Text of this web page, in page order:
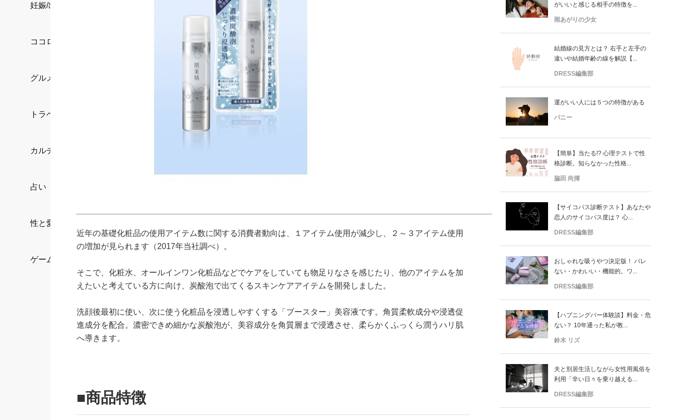
妊娠/出産/家族
ココロ/カラダ
グルメ
トラベル
カルチャー/エンタメ
占い
性と愛
ゲーム
近年の基礎化粧品の使用アイテム数に関する消費者動向は、１アイテム使用が減少し、２～３アイテム使用
の増加が見られます（2017年当社調べ）。
そこで、化粧水、オールインワン化粧品などでケアをしていても物足りなさを感じたり、他のアイテムを加
えたいと考えている方に向け、炭酸泡で出てくるスキンケアアイテムを開発しました。
洗顔後最初に使い、次に使う化粧品を浸透しやすくする「ブースター」美容液です。角質柔軟成分や浸透促
進成分を配合。濃密できめ細かな炭酸泡が、美容成分を角質層まで浸透させ、柔らかくふっくら潤うハリ肌
へ導きます。
■商品特徴
がいいと感じる相手の特徴を...
雨あがりの少女
結婚線の見方とは？ 右手と左手の
違いや結婚年齢の線を解説【...
DRESS編集部
運がいい人には５つの特徴がある
バニー
【簡単】当たる!? 心理テストで性
格診断。知らなかった性格...
脇田 尚揮
【サイコパス診断テスト】あなたや
恋人のサイコパス度は？ 心...
DRESS編集部
おしゃれな吸うやつ決定版！ バレ
ない・かわいい・機能的。ワ...
DRESS編集部
【ハプニングバー体験談】料金・危
ない？ 10年通った私が教...
鈴木 リズ
夫と別居生活しながら女性用風俗を
利用「辛い日々を乗り越える...
DRESS編集部